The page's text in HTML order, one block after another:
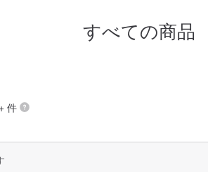
すべての商品
件